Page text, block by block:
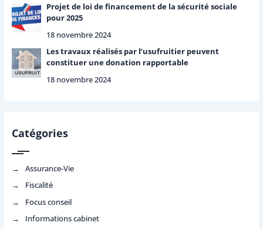
Projet de loi de financement de la sécurité sociale
pour 2025
18 novembre 2024
Les travaux réalisés par l’usufruitier peuvent
constituer une donation rapportable
18 novembre 2024
Catégories
Assurance-Vie
Fiscalité
Focus conseil
Informations cabinet